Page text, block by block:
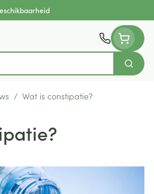
Zoek
/ Wat is constipatie?